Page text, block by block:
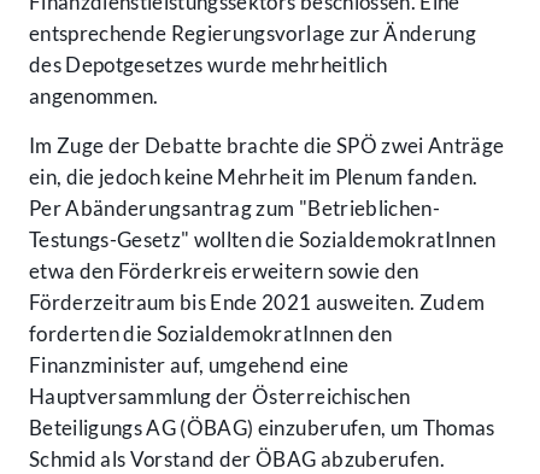
entsprechende Regierungsvorlage zur Änderung
des Depotgesetzes wurde mehrheitlich
angenommen.
Im Zuge der Debatte brachte die SPÖ zwei Anträge
ein, die jedoch keine Mehrheit im Plenum fanden.
Per Abänderungsantrag zum "Betrieblichen-
Testungs-Gesetz" wollten die SozialdemokratInnen
etwa den Förderkreis erweitern sowie den
Förderzeitraum bis Ende 2021 ausweiten. Zudem
forderten die SozialdemokratInnen den
Finanzminister auf, umgehend eine
Hauptversammlung der Österreichischen
Beteiligungs AG (ÖBAG) einzuberufen, um Thomas
Schmid als Vorstand der ÖBAG abzuberufen.